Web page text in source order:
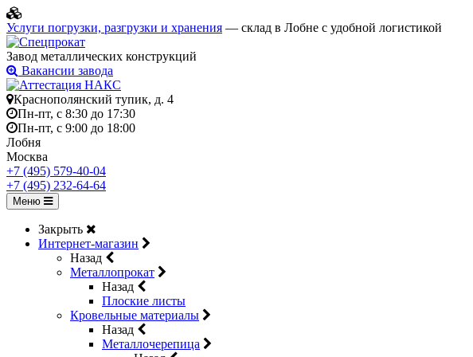
Услуги погрузки, разгрузки и хранения — склад в Лобне с удобной логистикой
Завод металлических конструкций
Вакансии завода
Краснополянский тупик, д. 4
Пн-пт, с 8:30 до 17:30
Пн-пт, с 9:00 до 18:00
Лобня
Москва
+7 (495) 579-40-04
+7 (495) 232-64-64
Меню
Закрыть
Интернет-магазин
Назад
Металлопрокат
Назад
Плоские листы
Кровельные материалы
Назад
Металлочерепица